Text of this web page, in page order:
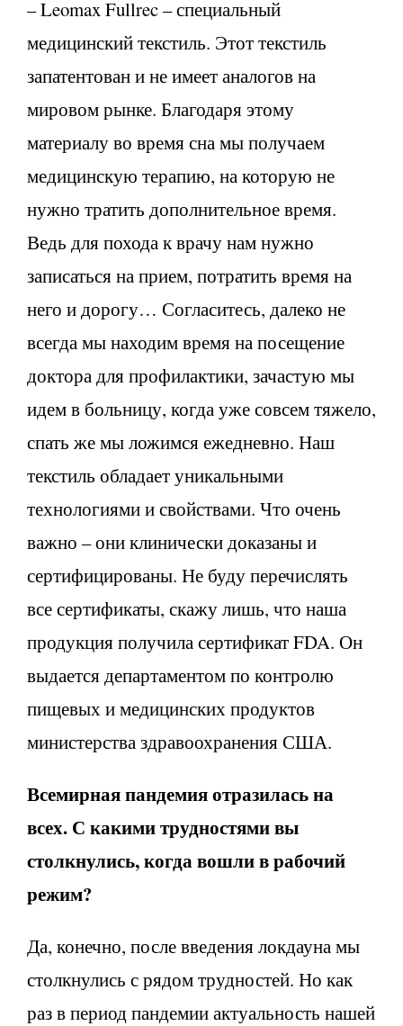
– Leomax Fullrec – специальный
медицинский текстиль. Этот текстиль
запатентован и не имеет аналогов на
мировом рынке. Благодаря этому
материалу во время сна мы получаем
медицинскую терапию, на которую не
нужно тратить дополнительное время.
Ведь для похода к врачу нам нужно
записаться на прием, потратить время на
него и дорогу… Согласитесь, далеко не
всегда мы находим время на посещение
доктора для профилактики, зачастую мы
идем в больницу, когда уже совсем тяжело,
спать же мы ложимся ежедневно. Наш
текстиль обладает уникальными
технологиями и свойствами. Что очень
важно – они клинически доказаны и
сертифицированы. Не буду перечислять
все сертификаты, скажу лишь, что наша
продукция получила сертификат FDA. Он
выдается департаментом по контролю
пищевых и медицинских продуктов
министерства здравоохранения США.
Всемирная пандемия отразилась на
всех. С какими трудностями вы
столкнулись, когда вошли в рабочий
режим?
Да, конечно, после введения локдауна мы
столкнулись с рядом трудностей. Но как
раз в период пандемии актуальность нашей